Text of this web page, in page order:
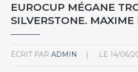
EUROCUP MÉGANE
SILVERSTONE.
ÉCRIT PAR ADMIN LE 14/06/